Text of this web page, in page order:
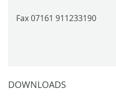
Fax 07161 911233190
DOWNLOADS